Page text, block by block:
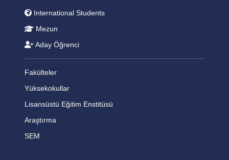
International Students
Mezun
Aday Öğrenci
Fakülteler
Yüksekokullar
Lisansüstü Eğitim Enstitüsü
Araştırma
SEM